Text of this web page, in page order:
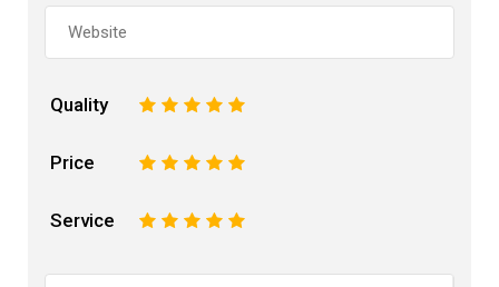
Quality 5
4
3
2
Price 5
4
3
2
Service 5
4
3
2